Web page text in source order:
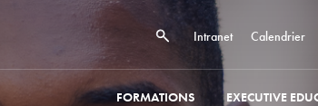
Intranet Calendrier
FORMATIONS EXECUTIVE